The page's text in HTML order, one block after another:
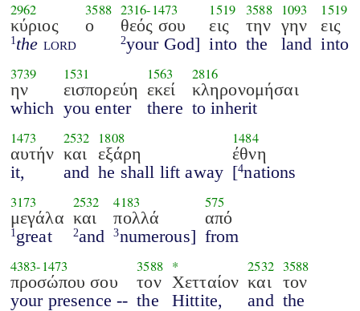
2962
κύριος
1 the lord
3588
ο
2316-1473
θεός σου
2your God]
1519
εις
into
3588
την
the
1093
γην
land
1519
εις
into
3739
ην
which
1531
εισπορεύη
you enter
1563
εκεί
there
2816
κληρονομήσαι
to inherit
1473
αυτήν
it,
2532
και
and
1808
εξάρη
he shall lift away
1484
έθνη
[4nations
3173
μεγάλα
1 great
2532
και
2and
4183
πολλά
3numerous]
575
από
from
4383-1473
προσώπου σου
your presence --
3588
τον
the
*
Χετταίον
Hittite,
2532
και
and
3588
τον
the